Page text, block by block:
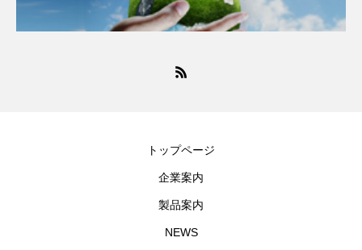
トップページ
企業案内
製品案内
NEWS